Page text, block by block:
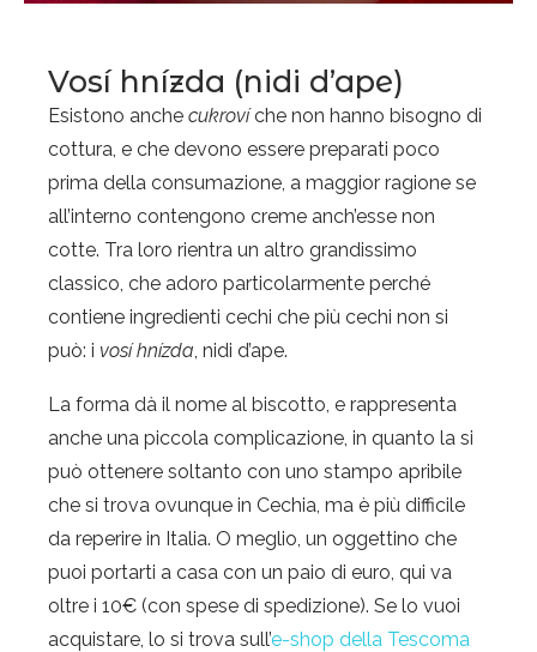
Vosí hnízda (nidi d’ape)
Esistono anche cukrovíche non hanno bisogno di
cottura, e che devono essere preparati poco
prima della consumazione, a maggior ragione se
all’interno contengono creme anch’esse non
cotte. Tra loro rientra un altro grandissimo
classico, che adoro particolarmente perché
contiene ingredienti cechi che più cechi non si
può: i vosí hnízda , nidi d’ape.
La forma dà il nome al biscotto, e rappresenta
anche una piccola complicazione, in quanto la si
può ottenere soltanto con uno stampo apribile
che si trova ovunque in Cechia, ma è più difficile
da reperire in Italia. O meglio, un oggettino che
puoi portarti a casa con un paio di euro, qui va
oltre i 10€ (con spese di spedizione). Se lo vuoi
acquistare, lo si trova sull’e-shop della Tescoma